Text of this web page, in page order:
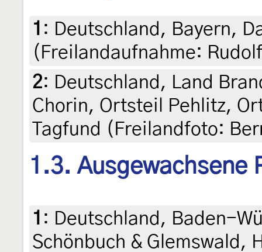
1 : Deutschland, Bayern,
(Freilandaufnahme:
2: Deutschland, Land
Chorin, Ortsteil Pehlitz,
Tagfund (Freilandfoto:
1.3. Ausgewachsene
1 : Deutschland, Baden-
Schönbuch & Glemswald,